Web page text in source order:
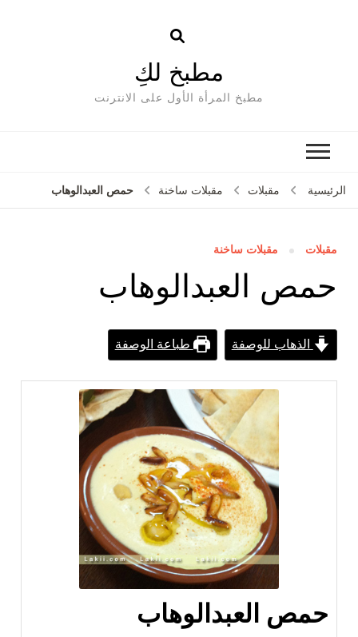
مطبخ لكِ
مطبخ المرأة الأول على الانترنت
الرئيسية مقبلات مقبلات ساخنة حمص العبدالوهاب
مقبلات مقبلات ساخنة
حمص العبدالوهاب
الذهاب للوصفة طباعة الوصفة
حمص العبدالوهاب